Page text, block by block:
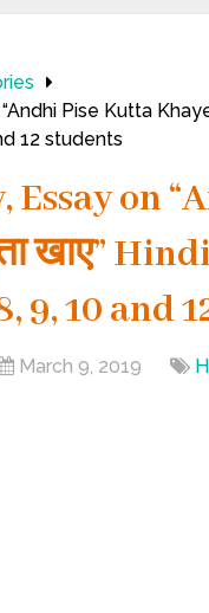
Pise Kutta
12 students
on
खाए”
9, 10 and
March 9, 2019